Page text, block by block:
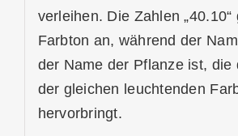
verleihen. Die Zahlen „40.10“
Farbton an, während der
der Name der Pflanze ist, die
der gleichen leuchtenden
hervorbringt.